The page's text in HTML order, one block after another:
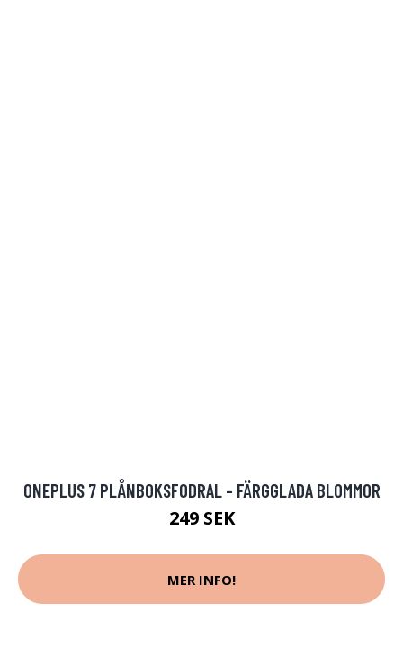
ONEPLUS 7 PLÅNBOKSFODRAL - FÄRGGLADA BLOMMOR
249 SEK
MER INFO!